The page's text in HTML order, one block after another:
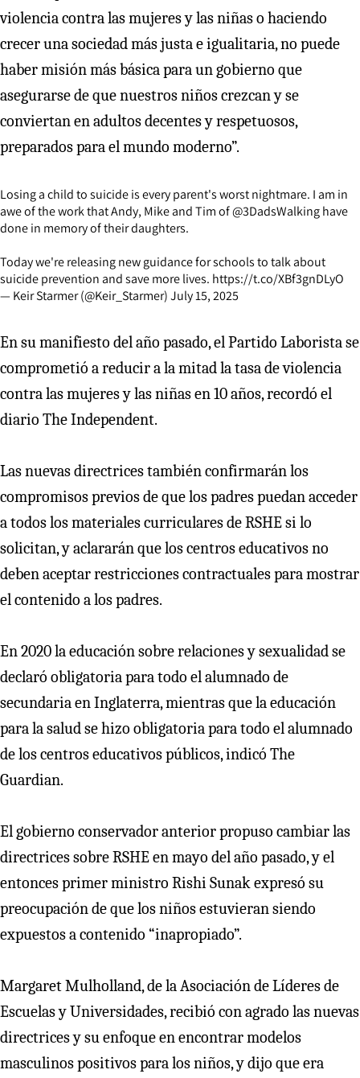
violencia contra las mujeres y las niñas o haciendo
crecer una sociedad más justa e igualitaria, no puede
haber misión más básica para un gobierno que
asegurarse de que nuestros niños crezcan y se
conviertan en adultos decentes y respetuosos,
preparados para el mundo moderno”.
Losing a child to suicide is every parent's worst nightmare. I am in
awe of the work that Andy, Mike and Tim of@3DadsWalkinghave
done in memory of their daughters.
Today we're releasing new guidance for schools to talk about
suicide prevention and save more lives. https://t.co/XBf3gnDLyO
— Keir Starmer (@Keir_Starmer)July 15, 2025
En su manifiesto del año pasado, el Partido Laborista se
comprometió a reducir a la mitad la tasa de violencia
contra las mujeres y las niñas en 10 años, recordó el
diario The Independent.
Las nuevas directrices también confirmarán los
compromisos previos de que los padres puedan acceder
a todos los materiales curriculares de RSHE si lo
solicitan, y aclararán que los centros educativos no
deben aceptar restricciones contractuales para mostrar
el contenido a los padres.
En 2020 la educación sobre relaciones y sexualidad se
declaró obligatoria para todo el alumnado de
secundaria en Inglaterra, mientras que la educación
para la salud se hizo obligatoria para todo el alumnado
de los centros educativos públicos, indicó The
Guardian.
El gobierno conservador anterior propuso cambiar las
directrices sobre RSHE en mayo del año pasado, y el
entonces primer ministro Rishi Sunak expresó su
preocupación de que los niños estuvieran siendo
expuestos a contenido “inapropiado”.
Margaret Mulholland, de la Asociación de Líderes de
Escuelas y Universidades, recibió con agrado las nuevas
directrices y su enfoque en encontrar modelos
masculinos positivos para los niños, y dijo que era